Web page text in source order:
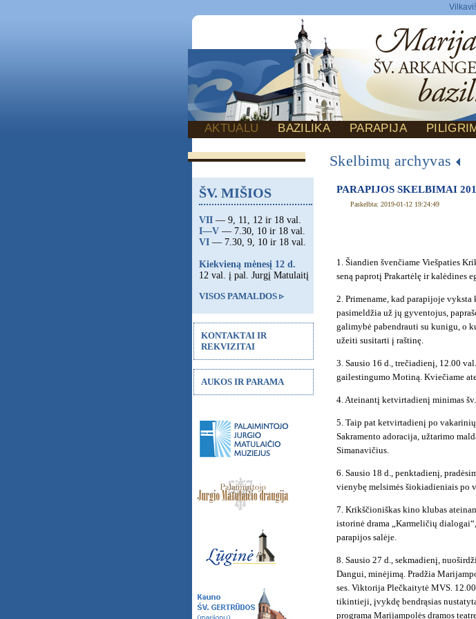
AKTUALU BAZILIKA PARAPIJA
Skelbimų archyvas
PARAPIJOS SKELBIMAI
Paskelbta: 2019-01-12 19:24:49
1. Šiandien švenčiame Viešpaties
seną paprotį Prakartėlę ir kalėdines
2. Primename, kad parapijoje
pasimeldžia už jų gyventojus,
galimybė pabendrauti su kunigu, o
užeiti susitarti į raštinę.
3. Sausio 16 d., trečiadienį, 12.00
gailestingumo Motiną. Kviečiame
4. Ateinantį ketvirtadienį minimas šv.
5. Taip pat ketvirtadienį po
Sakramento adoracija, užtarimo
Simanavičius.
6. Sausio 18 d., penktadienį,
vienybę melsimės šiokiadieniais po
7. Krikščioniškas kino klubas
istorinė drama „Karmeličių
parapijos salėje.
8. Sausio 27 d., sekmadienį,
Dangui, minėjimą. Pradžia
ses. Viktorija Plečkaitytė MVS.
tikintieji, įvykdę bendrąsias
programa Marijampolės dramos
ŠV. MIŠIOS
VII — 9, 11, 12 ir 18 val.
I—V — 7.30, 10 ir 18 val.
VI — 7.30, 9, 10 ir 18 val.
Kiekvieną mėnesį 12 d.
12 val. į pal. Jurgį Matulaitį
VISOS PAMALDOS ▹
KONTAKTAI IR
REKVIZITAI
AUKOS IR PARAMA